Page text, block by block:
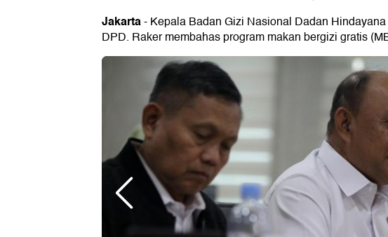
Jakarta- Kepala Badan Gizi Nasional Dadan
DPD. Raker membahas program makan bergizi gratis